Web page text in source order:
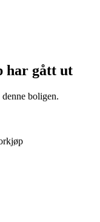
har gått ut
boligen.